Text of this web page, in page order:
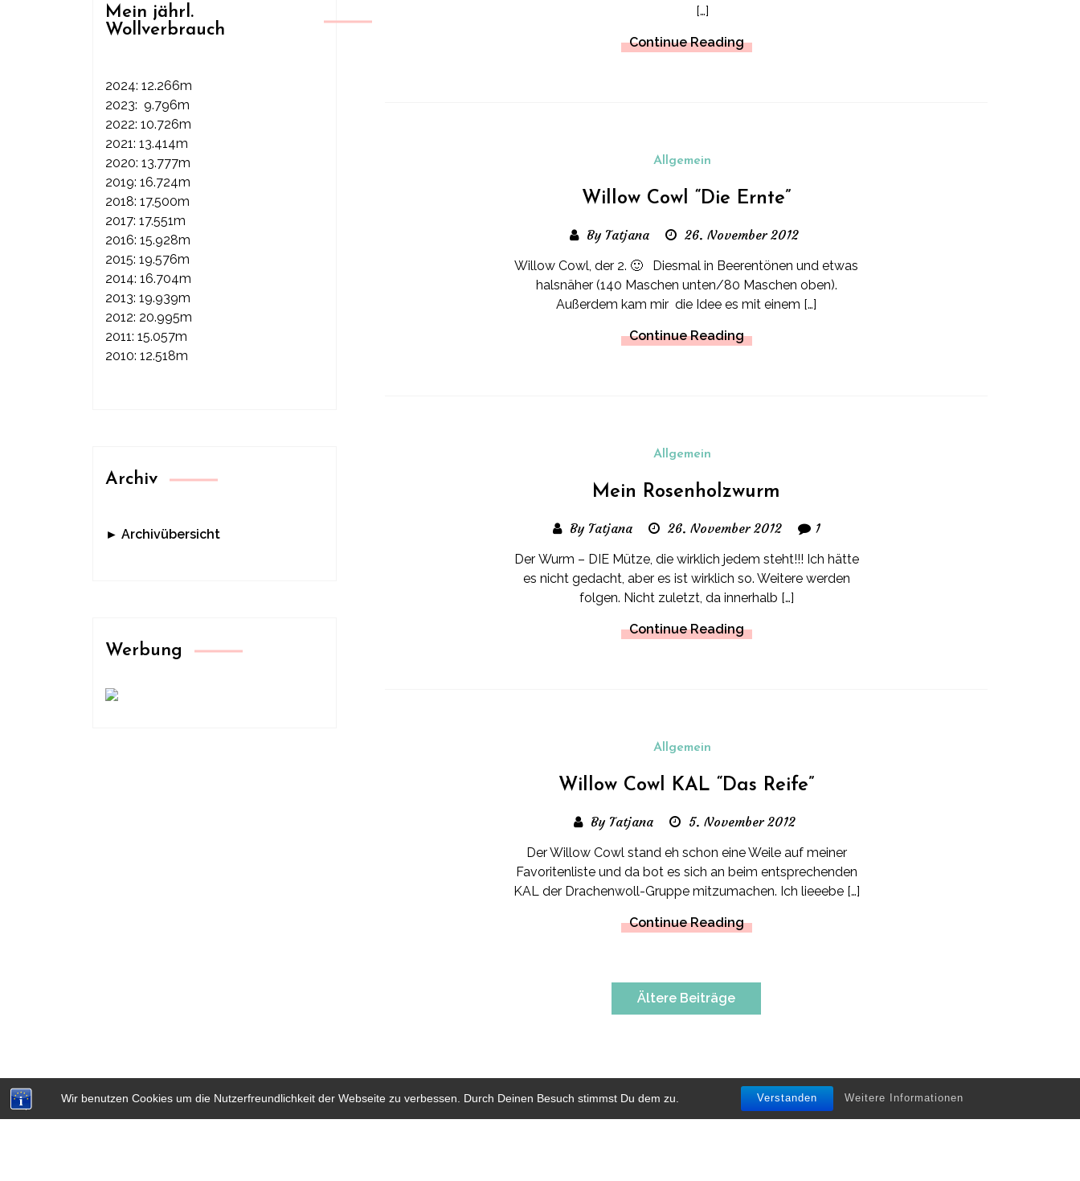
Wir benutzen Cookies um die Nutzerfreundlichkeit der Webseite zu verbessen. Durch Deinen Besuch stimmst Du dem zu. Verstanden Weitere Informationen
[…]
Continue Reading
Allgemein
Willow Cowl “Die Ernte”
By Tatjana 26. November 2012
Willow Cowl, der 2. 🙂 Diesmal in Beerentönen und etwas
halsnäher (140 Maschen unten/80 Maschen oben).
Außerdem kam mir die Idee es mit einem […]
Continue Reading
Allgemein
Mein Rosenholzwurm
By Tatjana 26. November 2012 1
Der Wurm – DIE Mütze, die wirklich jedem steht!!! Ich hätte
es nicht gedacht, aber es ist wirklich so. Weitere werden
folgen. Nicht zuletzt, da innerhalb […]
Continue Reading
Allgemein
Willow Cowl KAL “Das Reife”
By Tatjana 5. November 2012
Der Willow Cowl stand eh schon eine Weile auf meiner
Favoritenliste und da bot es sich an beim entsprechenden
KAL der Drachenwoll-Gruppe mitzumachen. Ich lieeebe […]
Continue Reading
Ältere Beiträge
Mein jährl.
Wollverbrauch
2024: 12.266m
2023: 9.796m
2022: 10.726m
2021: 13.414m
2020: 13.777m
2019: 16.724m
2018: 17.500m
2017: 17.551m
2016: 15.928m
2015: 19.576m
2014: 16.704m
2013: 19.939m
2012: 20.995m
2011: 15.057m
2010: 12.518m
Archiv
► Archivübersicht
Werbung